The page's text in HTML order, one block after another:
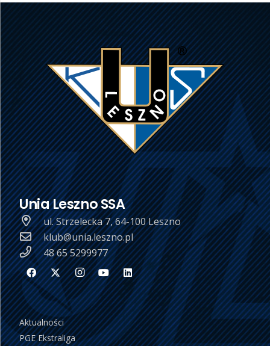
Unia Leszno SSA
ul. Strzelecka 7, 64-100 Leszno
klub@unia.leszno.pl
48 65 5299977
Aktualności
PGE Ekstraliga